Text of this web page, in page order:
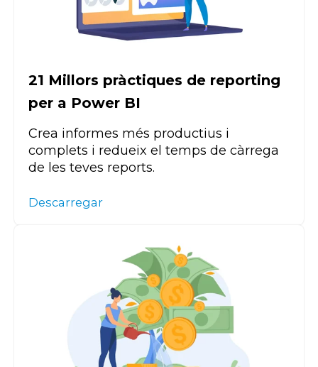
21 Millors pràctiques de reporting
per a Power BI
Crea informes més productius i
complets i redueix el temps de càrrega
de les teves reports.
Descarregar